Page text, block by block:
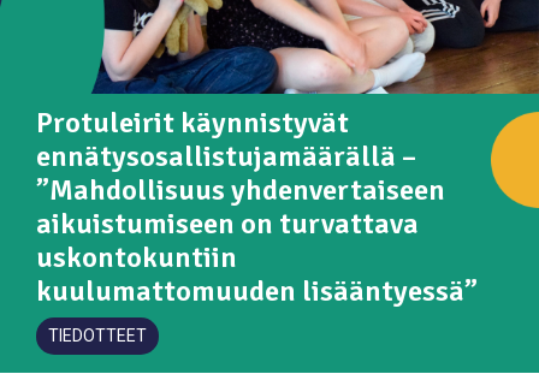
Protuleirit käynnistyvät
ennätysosallistujamäärällä –
”Mahdollisuus yhdenvertaiseen
aikuistumiseen on turvattava
uskontokuntiin
kuulumattomuuden lisääntyessä”
TIEDOTTEET